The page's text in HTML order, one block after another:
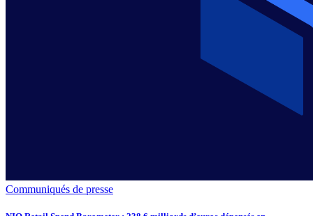
Communiqués de presse